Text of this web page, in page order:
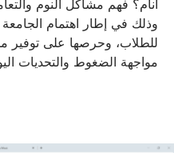
أنام؟ فهم مشاكل النوم
وذلك في إطار اهتمام
للطلاب، وحرصها على
مواجهة الضغوط والتحديات